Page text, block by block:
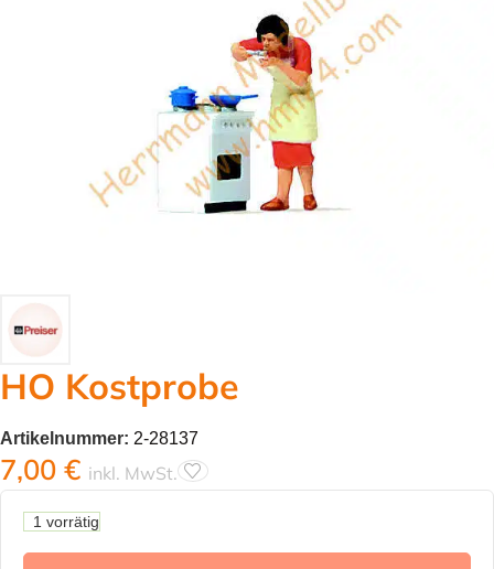
HO Kostprobe
Artikelnummer: 2-28137
7,00 € inkl. MwSt.
1 vorrätig